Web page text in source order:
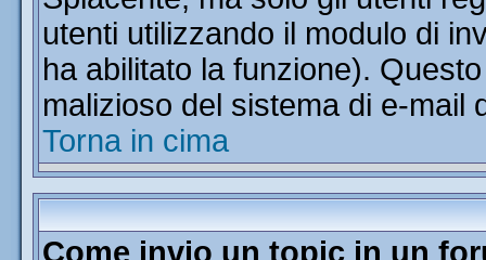
utenti utilizzando il modulo di
ha abilitato la funzione).
malizioso del sistema di e-mail
Torna in cima
Come invio un topic in un